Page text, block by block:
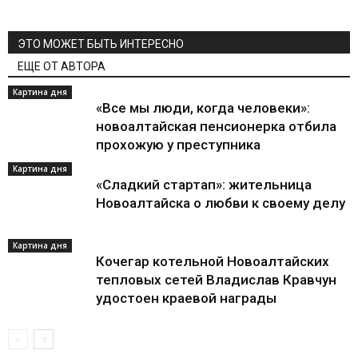
ЭТО МОЖЕТ БЫТЬ ИНТЕРЕСНО
ЕЩЕ ОТ АВТОРА
Картина дня
«Все мы люди, когда человеки»:
новоалтайская пенсионерка отбила
прохожую у преступника
Картина дня
«Сладкий стартап»: жительница
Новоалтайска о любви к своему делу
Картина дня
Кочегар котельной Новоалтайских
тепловых сетей Владислав Кравчун
удостоен краевой награды
"Имена Великой Победы. Спецпроект "НН"
«Любимый город. Спецпроект «НН»
«Светофор. Спецпроект «НН»